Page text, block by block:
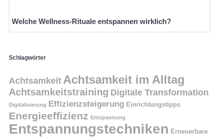
Welche Wellness-Rituale entspannen wirklich?
Schlagwörter
Achtsamkeit Achtsamkeit im Alltag
Achtsamkeitstraining Digitale Transformation
Digitalisierung Effizienzsteigerung Einrichtungstipps
Energieeffizienz Entspannung
Entspannungstechniken Erneuerbare